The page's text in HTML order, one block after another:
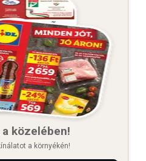
közelében!
a környékén!